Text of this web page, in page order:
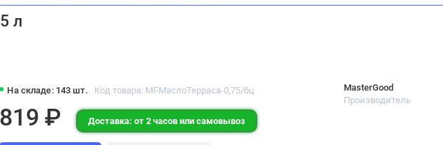
л
На складе: 143 шт. Код товара: МГ-МаслоТерраса-0,75/бц
MasterGood
Производитель
819 ₽ Доставка: от 2 часов или самовывоз